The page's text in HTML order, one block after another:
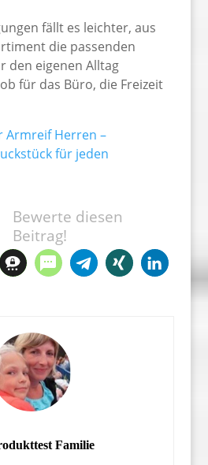
fällt es leichter, aus
die passenden
den eigenen Alltag
für das Büro, die Freizeit
Armreif Herren –
für jeden
Bewerte diesen
Beitrag!
Familie